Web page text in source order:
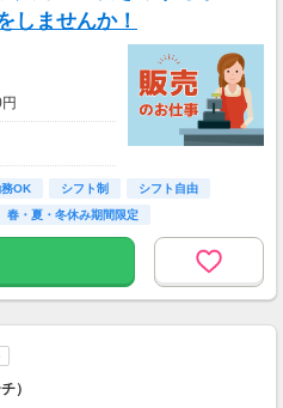
しませんか！
円
ちの方は
円
事した場合
じ現場でも
的低負荷の業
OK シフト制
シフト自由
春・夏・冬休み期間限定
）